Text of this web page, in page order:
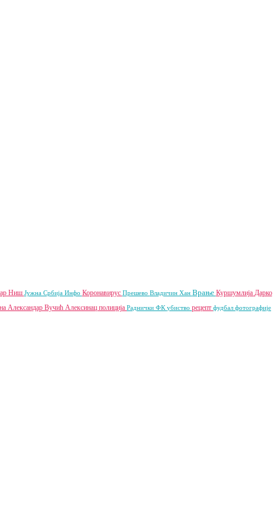
Ниш Јужна Србија Инфо Коронавирус Прешево Владичин Хан Врање Куршумлија Дарко
Александар Вучић Алексинац полиција Раднички ФК убиство рецепт фудбал фотографије